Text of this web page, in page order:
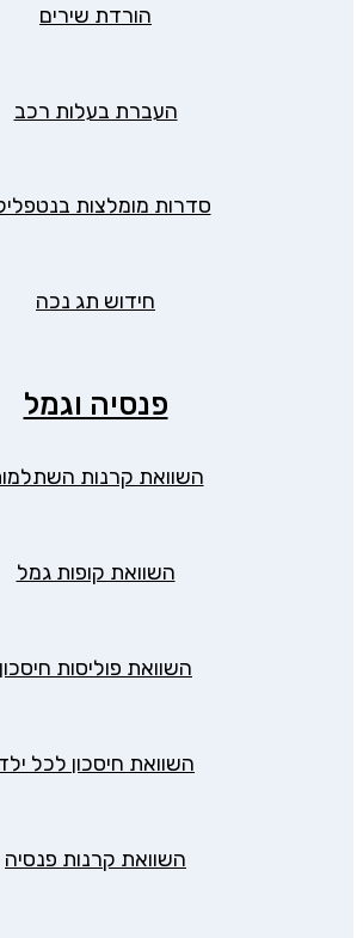
הורדת שירים
העברת בעלות רכב
סדרות מומלצות
חידוש תג נכה
פנסיה וגמל
השוואת קרנות
השוואת קופות גמל
השוואת פוליסות חיסכון
השוואת חיסכון לכל
השוואת קרנות פנסיה